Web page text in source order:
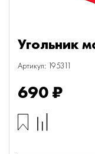
Угольник
Артикул: 195311
690 ₽